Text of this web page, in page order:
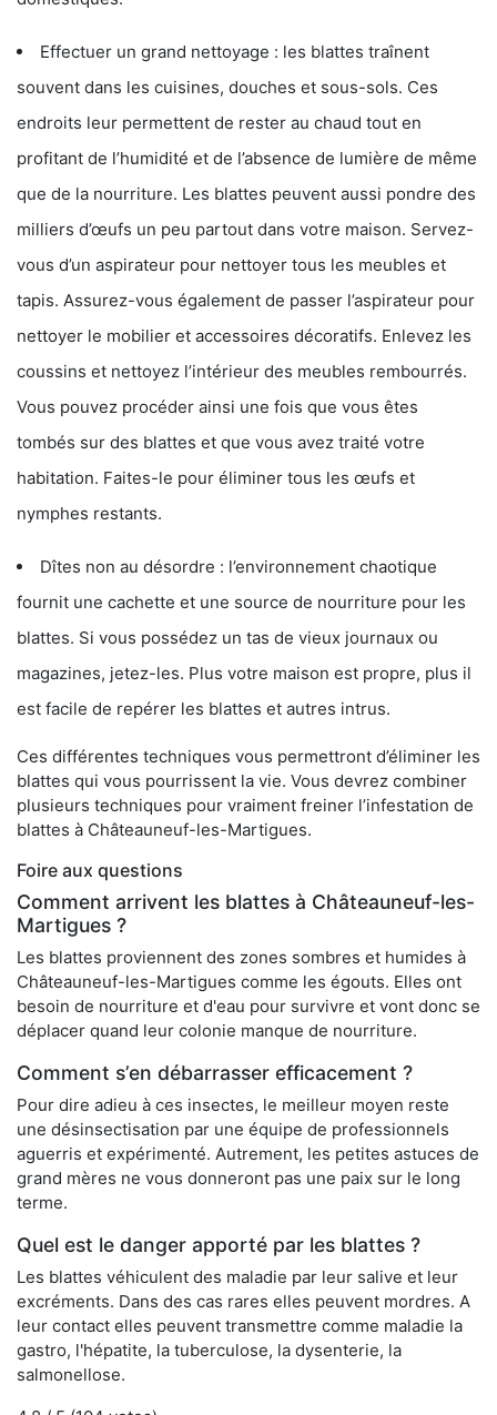
Effectuer un grand nettoyage : les blattes traînent
souvent dans les cuisines, douches et sous-sols. Ces
endroits leur permettent de rester au chaud tout en
profitant de l’humidité et de l’absence de lumière de même
que de la nourriture. Les blattes peuvent aussi pondre des
milliers d’œufs un peu partout dans votre maison. Servez-
vous d’un aspirateur pour nettoyer tous les meubles et
tapis. Assurez-vous également de passer l’aspirateur pour
nettoyer le mobilier et accessoires décoratifs. Enlevez les
coussins et nettoyez l’intérieur des meubles rembourrés.
Vous pouvez procéder ainsi une fois que vous êtes
tombés sur des blattes et que vous avez traité votre
habitation. Faites-le pour éliminer tous les œufs et
nymphes restants.
Dîtes non au désordre : l’environnement chaotique
fournit une cachette et une source de nourriture pour les
blattes. Si vous possédez un tas de vieux journaux ou
magazines, jetez-les. Plus votre maison est propre, plus il
est facile de repérer les blattes et autres intrus.
Ces différentes techniques vous permettront d’éliminer les
blattes qui vous pourrissent la vie. Vous devrez combiner
plusieurs techniques pour vraiment freiner l’infestation de
blattes à Châteauneuf-les-Martigues.
Foire aux questions
Comment arrivent les blattes à Châteauneuf-les-
Martigues ?
Les blattes proviennent des zones sombres et humides à
Châteauneuf-les-Martigues comme les égouts. Elles ont
besoin de nourriture et d'eau pour survivre et vont donc se
déplacer quand leur colonie manque de nourriture.
Comment s’en débarrasser efficacement ?
Pour dire adieu à ces insectes, le meilleur moyen reste
une désinsectisation par une équipe de professionnels
aguerris et expérimenté. Autrement, les petites astuces de
grand mères ne vous donneront pas une paix sur le long
terme.
Quel est le danger apporté par les blattes ?
Les blattes véhiculent des maladie par leur salive et leur
excréments. Dans des cas rares elles peuvent mordres. A
leur contact elles peuvent transmettre comme maladie la
gastro, l'hépatite, la tuberculose, la dysenterie, la
salmonellose.